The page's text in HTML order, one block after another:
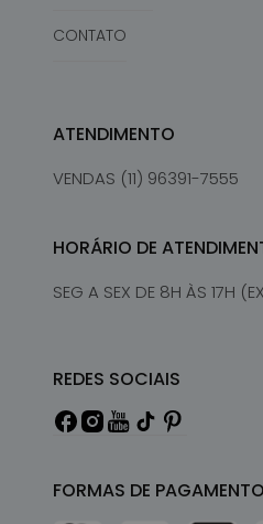
CONTATO
ATENDIMENTO
VENDAS (11) 96391-7555
HORÁRIO DE
SEG A SEX DE 8H ÀS 17H
REDES SOCIAIS
FORMAS DE PAGAMENTO